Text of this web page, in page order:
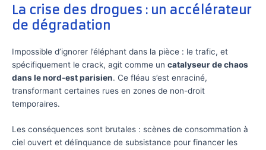
La crise des drogues : un accélérateur
de dégradation
Impossible d’ignorer l’éléphant dans la pièce : le trafic, et
spécifiquement le crack, agit comme un catalyseur de chaos
dans le nord-est parisien. Ce fléau s’est enraciné,
transformant certaines rues en zones de non-droit
temporaires.
Les conséquences sont brutales : scènes de consommation à
ciel ouvert et délinquance de subsistance pour financer les